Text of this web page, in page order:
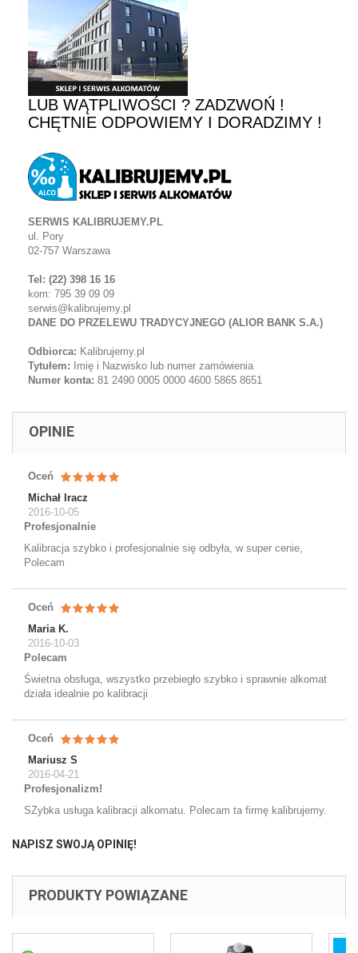
LUB WĄTPLIWOŚCI ? ZADZWOŃ !
CHĘTNIE ODPOWIEMY I DORADZIMY !
SERWIS KALIBRUJEMY.PL
ul. Pory
02-757 Warszawa
Tel: (22) 398 16 16
kom: 795 39 09 09
serwis@kalibrujemy.pl
DANE DO PRZELEWU TRADYCYJNEGO (ALIOR BANK S.A.)
Odbiorca: Kalibrujemy.pl
Tytułem: Imię i Nazwisko lub numer zamówienia
Numer konta: 81 2490 0005 0000 4600 5865 8651
OPINIE
Oceń
Michał Iracz
2016-10-05
Profesjonalnie
Kalibracja szybko i profesjonalnie się odbyła, w super cenie,
Polecam
Oceń
Maria K.
2016-10-03
Polecam
Świetna obsługa, wszystko przebiegło szybko i sprawnie alkomat
działa idealnie po kalibracji
Oceń
Mariusz S
2016-04-21
Profesjonalizm!
SZybka usługa kalibracji alkomatu. Polecam ta firmę kalibrujemy.
NAPISZ SWOJĄ OPINIĘ!
PRODUKTY POWIĄZANE